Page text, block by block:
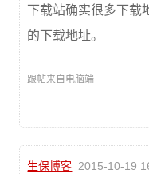
下载站确实很多下载
的下载地址。
跟帖来自电脑端
生保博客 2015-10-19